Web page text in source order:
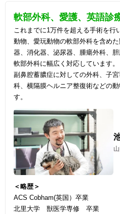
軟部外科、愛護、英語診
これまでに1万件を超える手術を行
動物、愛玩動物の軟部外科を含め
器、消化器、泌尿器、腫瘍外科、
軟部外科に幅広く対応しています
副鼻腔蓄膿症に対しての外科、子
科、横隔膜ヘルニア整復術などの
す。
＜略歴＞
ACS Cobham(英国）卒業
北里大学 獣医学専修 卒業